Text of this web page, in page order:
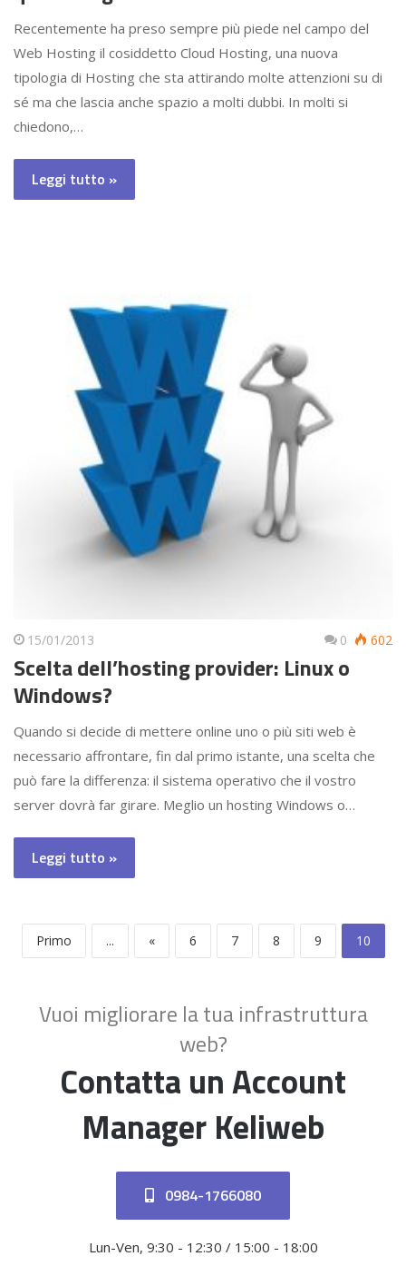
Recentemente ha preso sempre più piede nel campo del
Web Hosting il cosiddetto Cloud Hosting, una nuova
tipologia di Hosting che sta attirando molte attenzioni su di
sé ma che lascia anche spazio a molti dubbi. In molti si
chiedono,…
Leggi tutto »
15/01/2013 0 602
Scelta dell’hosting provider: Linux o
Windows?
Quando si decide di mettere online uno o più siti web è
necessario affrontare, fin dal primo istante, una scelta che
può fare la differenza: il sistema operativo che il vostro
server dovrà far girare. Meglio un hosting Windows o…
Leggi tutto »
Primo ... « 6 7 8 9 10
Vuoi migliorare la tua infrastruttura
web?
Contatta un Account
Manager Keliweb
0984-1766080
Lun-Ven, 9:30 - 12:30 / 15:00 - 18:00